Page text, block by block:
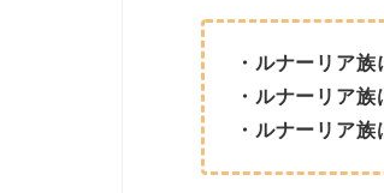
・ルナーリア
・ルナーリア
・ルナーリア